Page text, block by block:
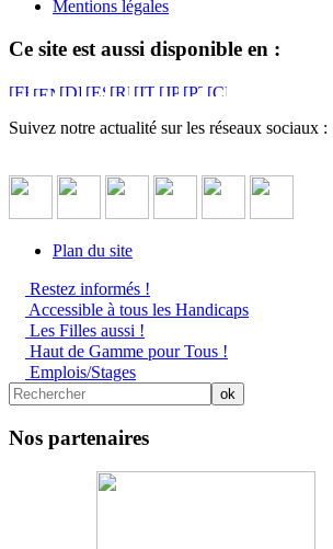
Mentions légales
Ce site est aussi disponible en :
Suivez notre actualité sur les réseaux sociaux :
Plan du site
Restez informés !
Accessible à tous les Handicaps
Les Filles aussi !
Haut de Gamme pour Tous !
Emplois/Stages
Nos partenaires